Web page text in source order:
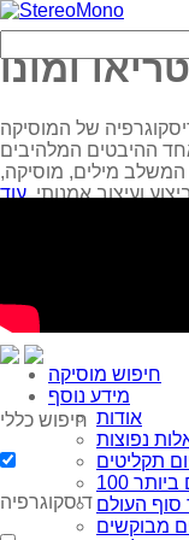
ומונו
של המוסיקה
ההיבטים המלהיבים
מילים, מוסיקה,
ועיצוב אמנותי.
חיפוש מוסיקה
מידע נוסף
אודות
נפוצות
תקליטים
ביותר
סוף העולם
מבוקשים
חיפוש כללי
דיסקוגרפיה